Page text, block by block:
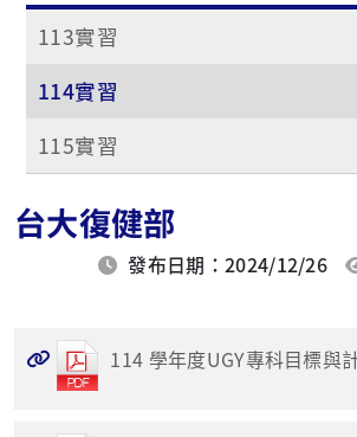
113實習
114實習
115實習
台大復健部
發布日期：2024/12/26
114 學年度UGY專科目標與